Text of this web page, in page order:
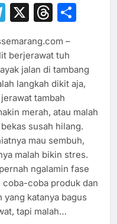
Telegram
X
–
berjerawat tuh
jalan di tambang
langkah dikit aja,
tambah
merah, atau malah
susah hilang.
mau sembuh,
malah bikin stres.
ngalamin fase
coba-coba produk dan
yang katanya bagus
tapi malah…